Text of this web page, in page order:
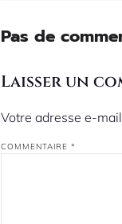
Pas de
Laisser un
Votre adresse e-
COMMENTAIRE*